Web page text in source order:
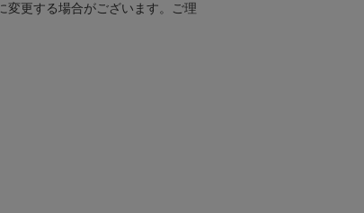
更する場合がございます。ご理